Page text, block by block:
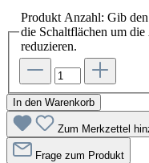
Produkt Anzahl: Gib
die Schaltflächen um
reduzieren.
In den Warenkorb
Zum Merkzettel
Frage zum Produkt